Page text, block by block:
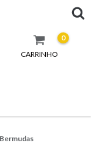
CARRINHO
0